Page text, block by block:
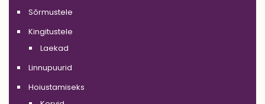
Sõrmustele
Kingitustele
Laekad
Linnupuurid
Hoiustamiseks